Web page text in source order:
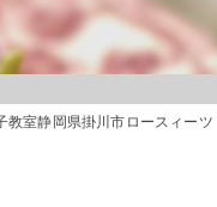
教室静岡県掛川市ロースィー